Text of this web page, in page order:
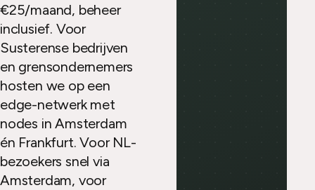
€25/maand, beheer
inclusief. Voor
Susterense bedrijven
en grensondernemers
hosten we op een
edge-netwerk met
nodes in Amsterdam
én Frankfurt. Voor NL-
bezoekers snel via
Amsterdam, voor